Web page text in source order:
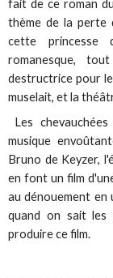
fait de ce roman
thème de la perte
cette princesse
romanesque,
destructrice pour
muselait, et la
Les
musique
Bruno de Keyzer,
en font un film
au dénouement en
quand on sait les
produire ce film.